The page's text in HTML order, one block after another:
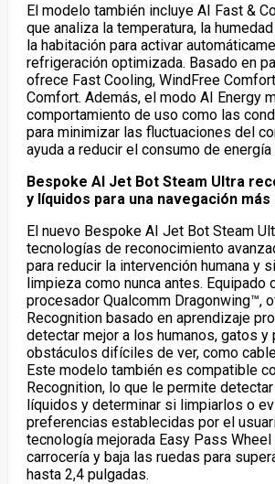
El modelo también incluye AI Fast &
que analiza la temperatura, la
la habitación para activar
refrigeración optimizada. Basado en
ofrece Fast Cooling, WindFree
Comfort. Además, el modo AI Energy
comportamiento de uso como las
para minimizar las fluctuaciones del
ayuda a reducir el consumo de energía
Bespoke AI Jet Bot Steam Ultra
y líquidos para una navegación
El nuevo Bespoke AI Jet Bot Steam
tecnologías de reconocimiento
para reducir la intervención humana y
limpieza como nunca antes. Equipado
procesador Qualcomm Dragonwing™,
Recognition basado en aprendizaje
detectar mejor a los humanos, gatos y
obstáculos difíciles de ver, como
Este modelo también es compatible
Recognition, lo que le permite
líquidos y determinar si limpiarlos o
preferencias establecidas por el
tecnología mejorada Easy Pass Wheel
carrocería y baja las ruedas para
hasta 2,4 pulgadas.